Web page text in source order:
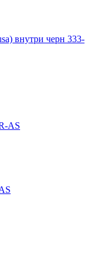
внутри черн 333-